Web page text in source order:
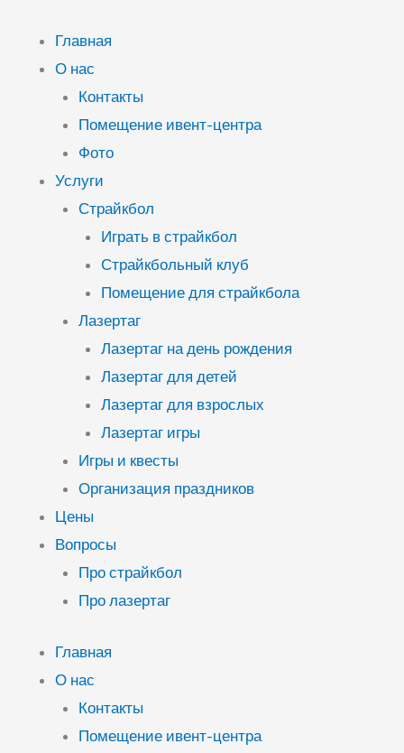
содержимому
Главная
О нас
Контакты
Помещение ивент-центра
Фото
Услуги
Страйкбол
Играть в страйкбол
Страйкбольный клуб
Помещение для страйкбола
Лазертаг
Лазертаг на день рождения
Лазертаг для детей
Лазертаг для взрослых
Лазертаг игры
Игры и квесты
Организация праздников
Цены
Вопросы
Про страйкбол
Про лазертаг
Главная
О нас
Контакты
Помещение ивент-центра